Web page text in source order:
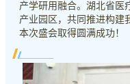
产学研用融合。湖北省医
产业园区，共同推进构建
本次盛会取得圆满成功！